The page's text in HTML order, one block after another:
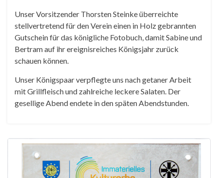
Unser Vorsitzender Thorsten Steinke überreichte
stellvertretend für den Verein einen in Holz gebrannten
Gutschein für das königliche Fotobuch, damit Sabine und
Bertram auf ihr ereignisreiches Königsjahr zurück
schauen können.
Unser Königspaar verpflegte uns nach getaner Arbeit
mit Grillfleisch und zahlreiche leckere Salaten. Der
gesellige Abend endete in den späten Abendstunden.